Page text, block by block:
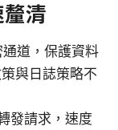
清
道，保護資料
與日誌策略不
發請求，速度